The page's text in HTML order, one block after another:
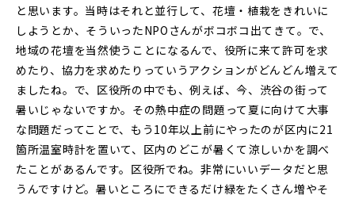
と思います。当時はそれと並行して、花壇・植栽をきれいに
しようとか、そういったNPOさんがボコボコ出てきて。で、
地域の花壇を当然使うことになるんで、役所に来て許可を求
めたり、協力を求めたりっていうアクションがどんどん増えて
ましたね。で、区役所の中でも、例えば、今、渋谷の街って
暑いじゃないですか。その熱中症の問題って夏に向けて大事
な問題だってことで、もう10年以上前にやったのが区内に21
箇所温室時計を置いて、区内のどこが暑くて涼しいかを調べ
たことがあるんです。区役所でね。非常にいいデータだと思
うんですけど。暑いところにできるだけ緑をたくさん増やそ